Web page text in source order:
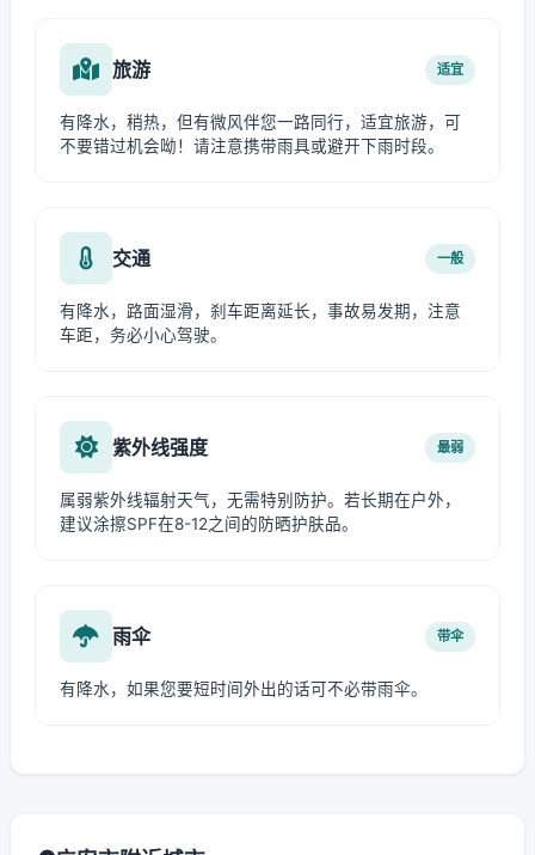
旅游 适宜
有降水，稍热，但有微风伴您一路同行，适宜旅游，可
不要错过机会呦！请注意携带雨具或避开下雨时段。
交通 一般
有降水，路面湿滑，刹车距离延长，事故易发期，注意
车距，务必小心驾驶。
紫外线强度 最弱
属弱紫外线辐射天气，无需特别防护。若长期在户外，
建议涂擦SPF在8-12之间的防晒护肤品。
雨伞 带伞
有降水，如果您要短时间外出的话可不必带雨伞。